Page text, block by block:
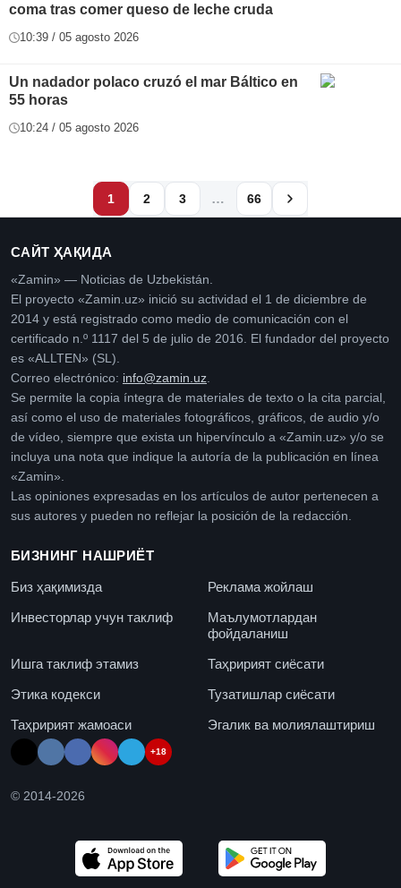
coma tras comer queso de leche cruda
10:39 / 05 agosto 2026
Un nadador polaco cruzó el mar Báltico en
55 horas
10:24 / 05 agosto 2026
1 2 3 … 66
САЙТ ҲАҚИДА
«Zamin» — Noticias de Uzbekistán.
El proyecto «Zamin.uz» inició su actividad el 1 de diciembre de
2014 y está registrado como medio de comunicación con el
certificado n.º 1117 del 5 de julio de 2016. El fundador del proyecto
es «ALLTEN» (SL).
Correo electrónico: info@zamin.uz.
Se permite la copia íntegra de materiales de texto o la cita parcial,
así como el uso de materiales fotográficos, gráficos, de audio y/o
de vídeo, siempre que exista un hipervínculo a «Zamin.uz» y/o se
incluya una nota que indique la autoría de la publicación en línea
«Zamin».
Las opiniones expresadas en los artículos de autor pertenecen a
sus autores y pueden no reflejar la posición de la redacción.
БИЗНИНГ НАШРИЁТ
Биз ҳақимизда
Реклама жойлаш
Инвесторлар учун таклиф
Маълумотлардан
фойдаланиш
Ишга таклиф этамиз
Таҳририят сиёсати
Этика кодекси
Тузатишлар сиёсати
Таҳририят жамоаси
Эгалик ва молиялаштириш
+18
© 2014-2026